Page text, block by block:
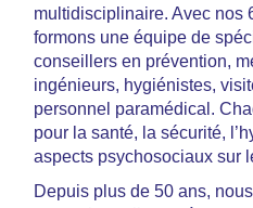
multidisciplinaire. Avec nos
formons une équipe de
conseillers en prévention,
ingénieurs, hygiénistes,
personnel paramédical.
pour la santé, la sécurité,
aspects psychosociaux sur
Depuis plus de 50 ans,